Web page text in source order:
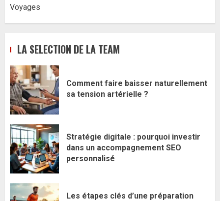
Voyages
LA SELECTION DE LA TEAM
Comment faire baisser naturellement
sa tension artérielle ?
Stratégie digitale : pourquoi investir
dans un accompagnement SEO
personnalisé
Les étapes clés d’une préparation